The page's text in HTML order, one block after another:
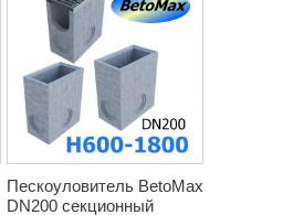
Пескоуловитель BetoMax
DN200 секционный